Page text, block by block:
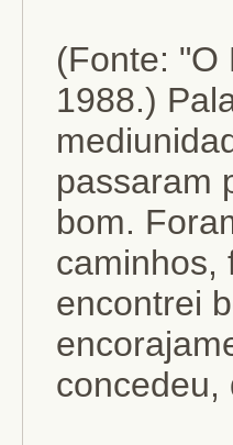
(Fonte: "O
1988.)
passaram
bom.
caminhos,
encontrei
concedeu,